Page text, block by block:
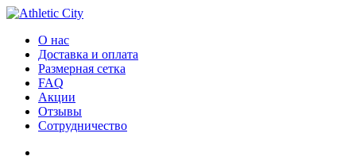
О нас
Доставка и оплата
Размерная сетка
FAQ
Акции
Отзывы
Сотрудничество